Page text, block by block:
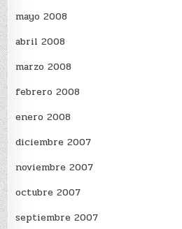
mayo 2008
abril 2008
marzo 2008
febrero 2008
enero 2008
diciembre 2007
noviembre 2007
octubre 2007
septiembre 2007